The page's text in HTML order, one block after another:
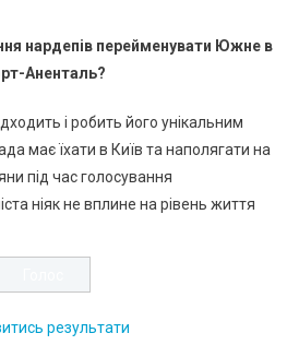
нардепів перейменувати Южне в
Аненталь?
і робить його унікальним
має їхати в Київ та наполягати на
під час голосування
ніяк не вплине на рівень життя
результати